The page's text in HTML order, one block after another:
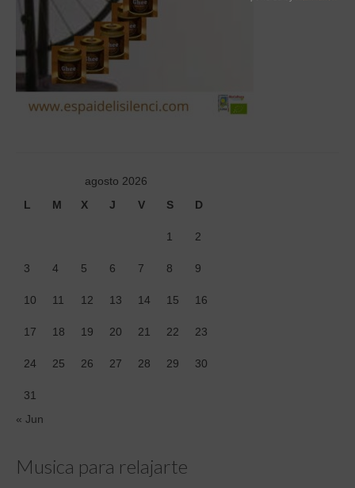
Tiendas
Contacto
Recetas
Blog
agosto 2026
L
M X J V S D
1 2
3 4 5 6 7 8 9
10 11 12 13 14 15 16
17 18 19 20 21 22 23
24 25 26 27 28 29 30
31
« Jun
Musica para relajarte